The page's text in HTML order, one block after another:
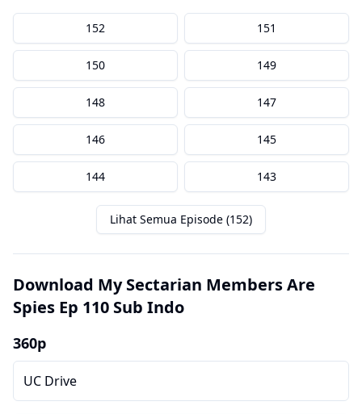
152 151
150 149
148 147
146 145
144 143
Lihat Semua Episode (152)
Download My Sectarian Members Are
Spies Ep 110 Sub Indo
360p
UC Drive